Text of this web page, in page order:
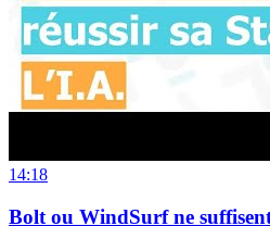
14:18
Bolt ou WindSurf ne